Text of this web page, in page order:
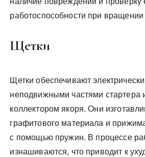
работоспособности при
Щетки
Щетки обеспечивают
неподвижными частями
коллектором якоря. Они
графитового материала и
с помощью пружин. В процессе
изнашиваются‚ что приводит к